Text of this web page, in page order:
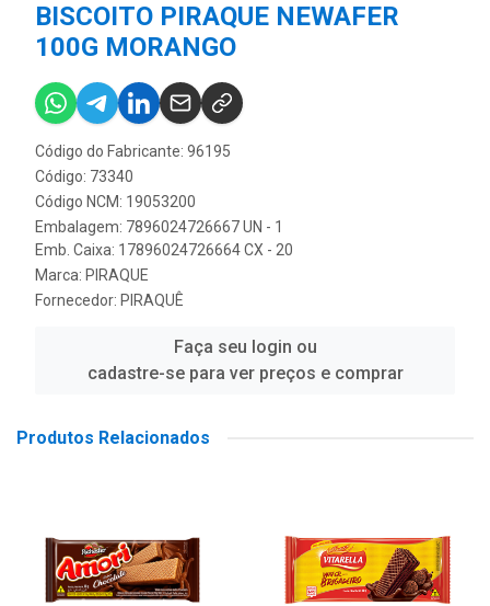
BISCOITO PIRAQUE NEWAFER
100G MORANGO
Código do Fabricante: 96195
Código: 73340
Código NCM: 19053200
Embalagem: 7896024726667 UN - 1
Emb. Caixa: 17896024726664 CX - 20
Marca: PIRAQUE
Fornecedor: PIRAQUÊ
Faça seu login ou
cadastre-se para ver preços e comprar
Produtos Relacionados